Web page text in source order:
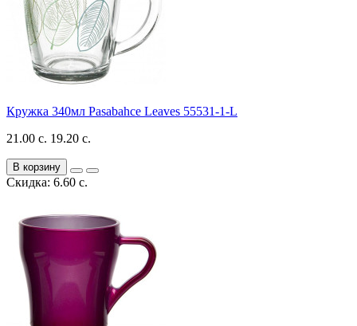
Кружка 340мл Pasabahce Leaves 55531-1-L
21.00 с. 19.20 с.
В корзину
Скидка: 6.60 с.